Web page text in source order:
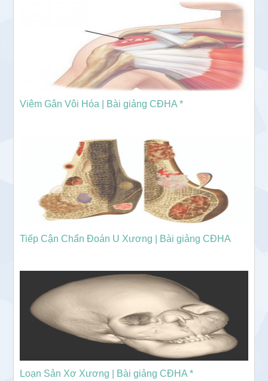
Viêm Gân Vôi Hóa | Bài giảng CĐHA *
Tiếp Cận Chẩn Đoán U Xương | Bài giảng CĐHA
Loạn Sản Xơ Xương | Bài giảng CĐHA *